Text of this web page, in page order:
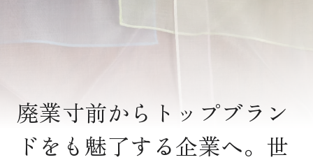
廃業寸前からトップブラン
ドをも魅了する企業へ。世